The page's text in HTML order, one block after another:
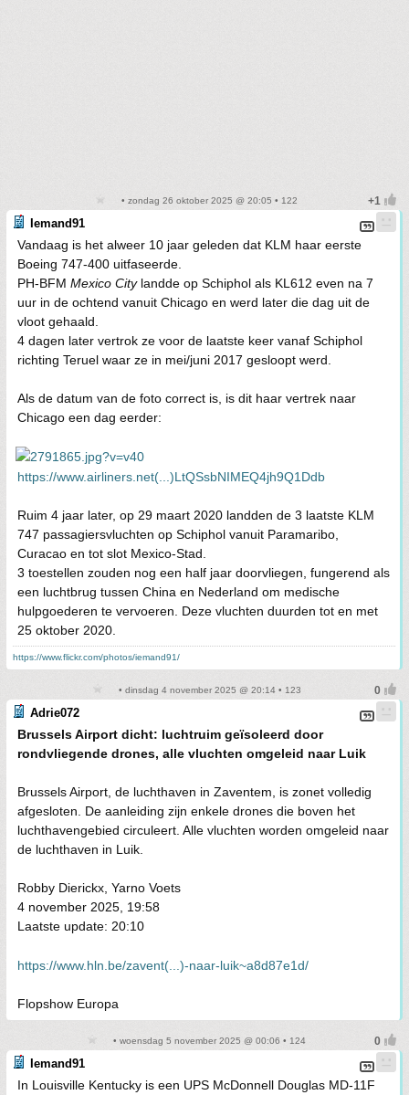
• zondag 26 oktober 2025 @ 20:05 • 122
Iemand91
Vandaag is het alweer 10 jaar geleden dat KLM haar eerste
Boeing 747-400 uitfaseerde.
PH-BFM Mexico Citylandde op Schiphol als KL612 even na 7
uur in de ochtend vanuit Chicago en werd later die dag uit de
vloot gehaald.
4 dagen later vertrok ze voor de laatste keer vanaf Schiphol
richting Teruel waar ze in mei/juni 2017 gesloopt werd.
Als de datum van de foto correct is, is dit haar vertrek naar
Chicago een dag eerder:
https://www.airliners.net(...)LtQSsbNIMEQ4jh9Q1Ddb
Ruim 4 jaar later, op 29 maart 2020 landden de 3 laatste KLM
747 passagiersvluchten op Schiphol vanuit Paramaribo,
Curacao en tot slot Mexico-Stad.
3 toestellen zouden nog een half jaar doorvliegen, fungerend als
een luchtbrug tussen China en Nederland om medische
hulpgoederen te vervoeren. Deze vluchten duurden tot en met
25 oktober 2020.
https://www.flickr.com/photos/iemand91/
• dinsdag 4 november 2025 @ 20:14 • 123
Adrie072
Brussels Airport dicht: luchtruim geïsoleerd door
rondvliegende drones, alle vluchten omgeleid naar Luik
Brussels Airport, de luchthaven in Zaventem, is zonet volledig
afgesloten. De aanleiding zijn enkele drones die boven het
luchthavengebied circuleert. Alle vluchten worden omgeleid naar
de luchthaven in Luik.
Robby Dierickx, Yarno Voets
4 november 2025, 19:58
Laatste update: 20:10
https://www.hln.be/zavent(...)-naar-luik~a8d87e1d/
Flopshow Europa
• woensdag 5 november 2025 @ 00:06 • 124
Iemand91
In Louisville Kentucky is een UPS McDonnell Douglas MD-11F